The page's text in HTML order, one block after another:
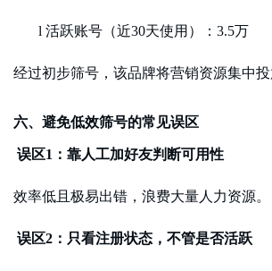
l 活跃账号（近30天使用）：3.5万
经过初步筛号，该品牌将营销资源集中
六、避免低效筛号的常见误区
误区1：靠人工加好友判断可用性
效率低且极易出错，浪费大量人力资源。
误区2：只看注册状态，不管是否活跃